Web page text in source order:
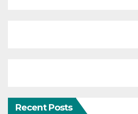
Recent Posts